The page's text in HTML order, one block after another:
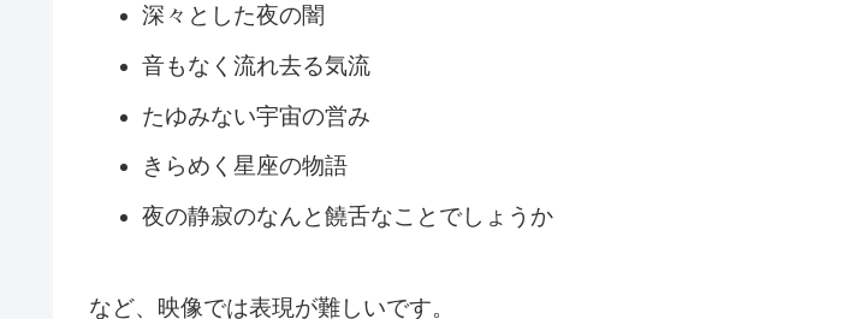
深々とした夜の闇
音もなく流れ去る気流
たゆみない宇宙の営み
きらめく星座の物語
夜の静寂のなんと饒舌なことでしょうか
など、映像では表現が難しいです。